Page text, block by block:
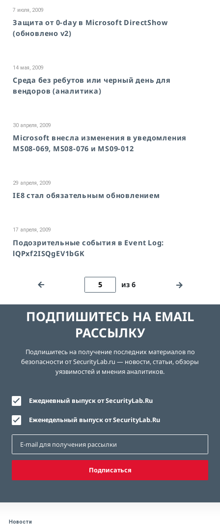
7 июля, 2009
Защита от 0-day в Microsoft DirectShow
(обновлено v2)
14 мая, 2009
Среда без ребутов или черный день для
вендоров (аналитика)
30 апреля, 2009
Microsoft внесла изменения в уведомления
MS08-069, MS08-076 и MS09-012
29 апреля, 2009
IE8 стал обязательным обновлением
17 апреля, 2009
Подозрительные события в Event Log:
lQPxf2ISQgEV1bGK
из 6
ПОДПИШИТЕСЬ НА EMAIL
РАССЫЛКУ
Подпишитесь на получение последних материалов по
безопасности от SecurityLab.ru — новости, статьи, обзоры
уязвимостей и мнения аналитиков.
Ежедневный выпуск от SecurityLab.Ru
Еженедельный выпуск от SecurityLab.Ru
Подписаться
Новости